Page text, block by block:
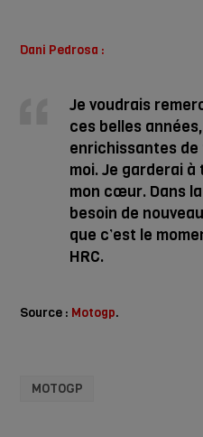
Dani Pedrosa :
Je voudrais
ces belles
enrichissantes
moi. Je garderai à
mon cœur. Dans
besoin de
que c’est le
HRC.
Source : Motogp.
MOTOGP